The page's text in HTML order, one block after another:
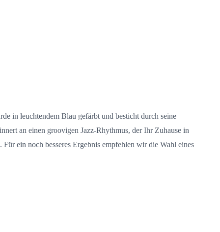
in leuchtendem Blau gefärbt und besticht durch seine
an einen groovigen Jazz-Rhythmus, der Ihr Zuhause in
ein noch besseres Ergebnis empfehlen wir die Wahl eines